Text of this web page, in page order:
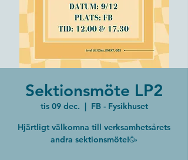
Sektionsmöte LP2
tis 09 dec.
  |
FB - Fysikhuset
Hjärtligt välkomna till verksamhetsårets
andra sektionsmöte!🥳